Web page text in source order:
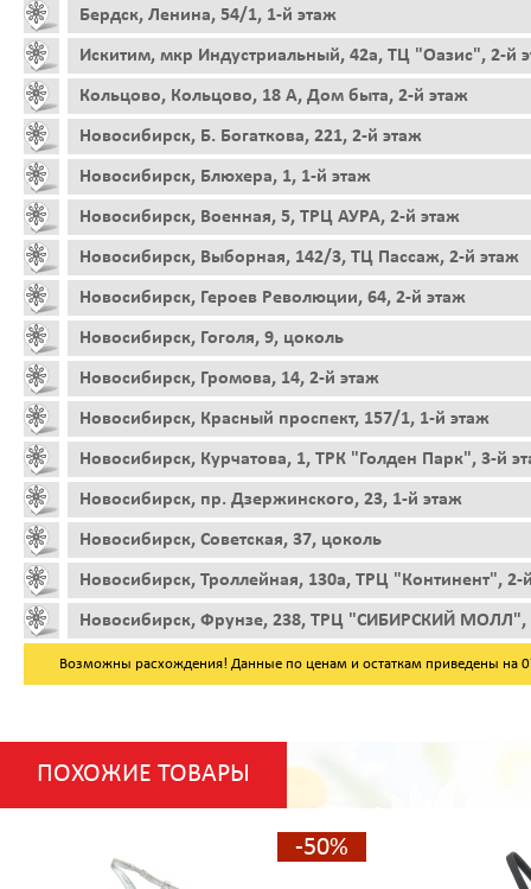
Бердск, Ленина, 54/1, 1-й этаж
Искитим, мкр Индустриальный, 42а, ТЦ "Оазис", 2-й
Кольцово, Кольцово, 18 А, Дом быта, 2-й этаж
Новосибирск, Б. Богаткова, 221, 2-й этаж
Новосибирск, Блюхера, 1, 1-й этаж
Новосибирск, Военная, 5, ТРЦ АУРА, 2-й этаж
Новосибирск, Выборная, 142/3, ТЦ Пассаж, 2-й этаж
Новосибирск, Героев Революции, 64, 2-й этаж
Новосибирск, Гоголя, 9, цоколь
Новосибирск, Громова, 14, 2-й этаж
Новосибирск, Красный проспект, 157/1, 1-й этаж
Новосибирск, Курчатова, 1, ТРК "Голден Парк", 3-й
Новосибирск, пр. Дзержинского, 23, 1-й этаж
Новосибирск, Советская, 37, цоколь
Новосибирск, Троллейная, 130а, ТРЦ "Континент", 2-
Новосибирск, Фрунзе, 238, ТРЦ "СИБИРСКИЙ МОЛЛ",
Возможны расхождения! Данные по ценам и остаткам приведены на
ПОХОЖИЕ ТОВАРЫ
-50%